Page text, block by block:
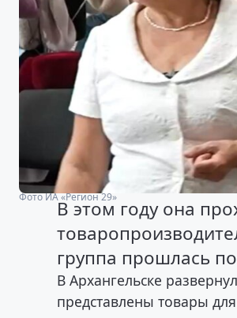
Фото ИА «Регион 29»
В этом году она
группа прошлась
В Архангельске
представлены товары